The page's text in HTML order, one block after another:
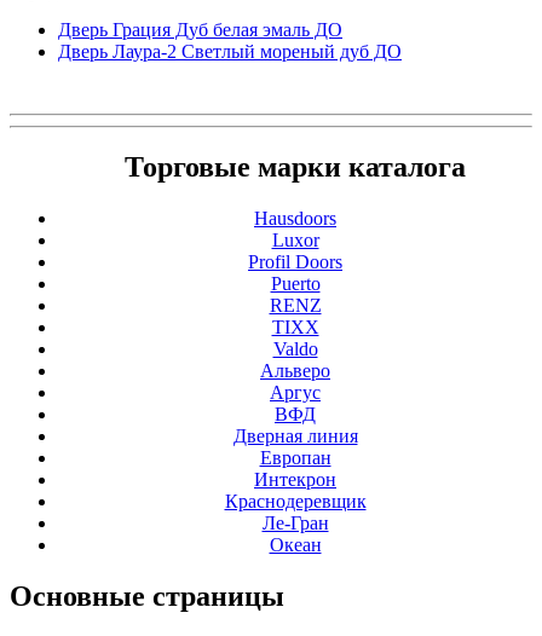
Дверь Грация Дуб белая эмаль ДО
Дверь Лаура-2 Светлый мореный дуб ДО
Торговые марки каталога
Hausdoors
Luxor
Profil Doors
Puerto
RENZ
TIXX
Valdo
Альверо
Аргус
ВФД
Дверная линия
Европан
Интекрон
Краснодеревщик
Ле-Гран
Океан
Основные страницы